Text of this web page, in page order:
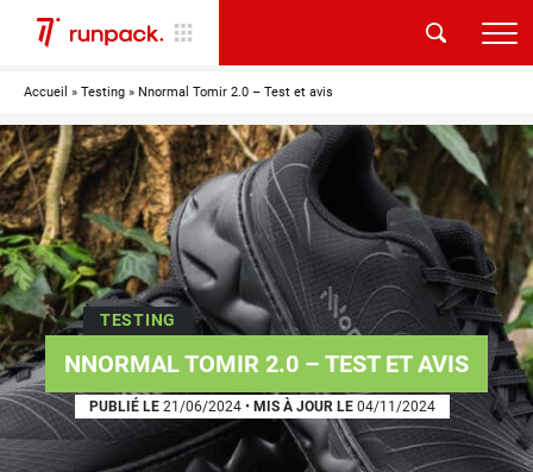
Accueil » Testing » Nnormal Tomir 2.0 – Test et avis
TESTING
NNORMAL TOMIR 2.0 – TEST ET AVIS
PUBLIÉ LE 21/06/2024 • MIS À JOUR LE 04/11/2024